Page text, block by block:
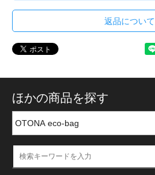
返品について
ほかの商品を探す